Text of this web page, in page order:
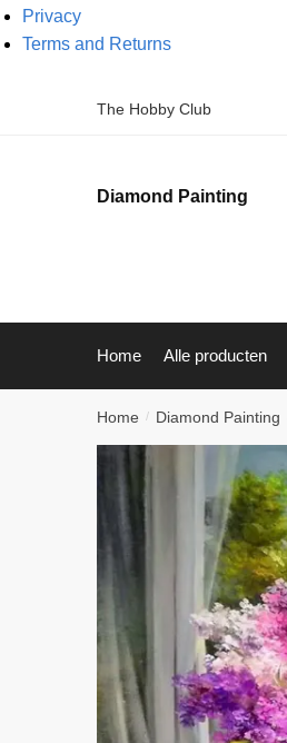
Privacy
Terms and Returns
The Hobby Club
Diamond Painting
Home Alle producten
Home / Diamond Painting